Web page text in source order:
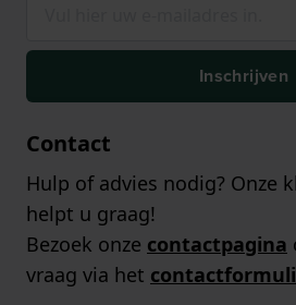
Inschrijven
Contact
Hulp of advies nodig? Onze
helpt u graag!
Bezoek onze contactpagina
vraag via het